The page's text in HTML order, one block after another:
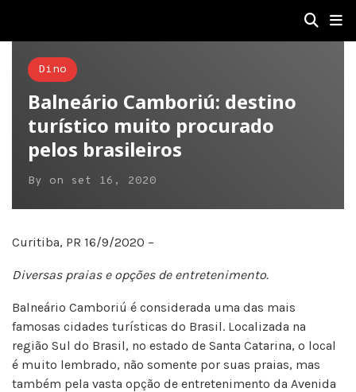
Dino
Balneário Camboriú: destino
turístico muito procurado
pelos brasileiros
By on set 16, 2020
Curitiba, PR 16/9/2020 –
Diversas praias e opções de entretenimento.
Balneário Camboriú é considerada uma das mais
famosas cidades turísticas do Brasil. Localizada na
região Sul do Brasil, no estado de Santa Catarina, o local
é muito lembrado, não somente por suas praias, mas
também pela vasta opção de entretenimento da Avenida